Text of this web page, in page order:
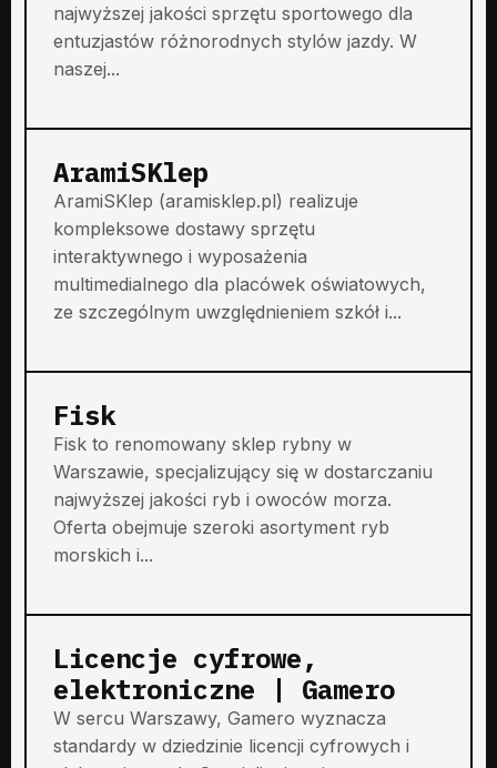
najwyższej jakości sprzętu sportowego dla
entuzjastów różnorodnych stylów jazdy. W
naszej...
AramiSKlep
AramiSKlep (aramisklep.pl) realizuje
kompleksowe dostawy sprzętu
interaktywnego i wyposażenia
multimedialnego dla placówek oświatowych,
ze szczególnym uwzględnieniem szkół i...
Fisk
Fisk to renomowany sklep rybny w
Warszawie, specjalizujący się w dostarczaniu
najwyższej jakości ryb i owoców morza.
Oferta obejmuje szeroki asortyment ryb
morskich i...
Licencje cyfrowe,
elektroniczne | Gamero
W sercu Warszawy, Gamero wyznacza
standardy w dziedzinie licencji cyfrowych i